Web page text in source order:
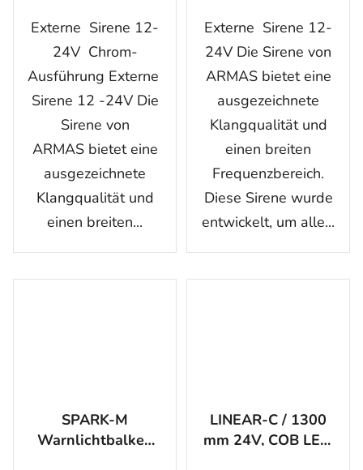
Externe Sirene 12-
24V Chrom-
Ausführung Externe
Sirene 12 -24V Die
Sirene von
ARMAS bietet eine
ausgezeichnete
Klangqualität und
einen breiten...
Externe Sirene 12-
24V Die Sirene von
ARMAS bietet eine
ausgezeichnete
Klangqualität und
einen breiten
Frequenzbereich.
Diese Sirene wurde
entwickelt, um alle...
SPARK-M
Warnlichtbalken
LINEAR-C / 1300
mm 24V, COB LED,